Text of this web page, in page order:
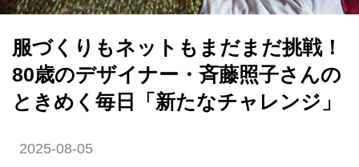
服づくりもネットもまだまだ挑戦！
80歳のデザイナー・斉藤照子さんの
ときめく毎日「新たなチャレンジ」
2025-08-05